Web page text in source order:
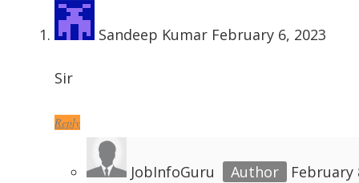
Sandeep Kumar February 6, 2023
Sir
Reply
JobInfoGuru February